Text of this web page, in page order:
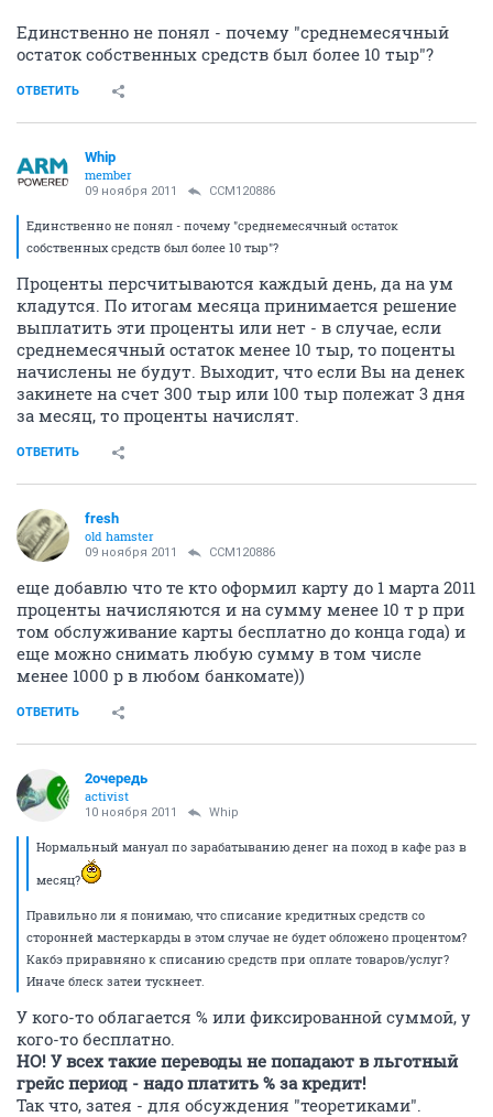
Единственно не понял - почему "среднемесячный
остаток собственных средств был более 10 тыр"?
ОТВЕТИТЬ
Whip
member
09 ноября 2011 CCM120886
Единственно не понял - почему "среднемесячный остаток
собственных средств был более 10 тыр"?
Проценты персчитываются каждый день, да на ум
кладутся. По итогам месяца принимается решение
выплатить эти проценты или нет - в случае, если
среднемесячный остаток менее 10 тыр, то поценты
начислены не будут. Выходит, что если Вы на денек
закинете на счет 300 тыр или 100 тыр полежат 3 дня
за месяц, то проценты начислят.
ОТВЕТИТЬ
fresh
old hamster
09 ноября 2011 CCM120886
еще добавлю что те кто оформил карту до 1 марта 2011
проценты начисляются и на сумму менее 10 т р при
том обслуживание карты бесплатно до конца года) и
еще можно снимать любую сумму в том числе
менее 1000 р в любом банкомате))
ОТВЕТИТЬ
2очередь
activist
10 ноября 2011 Whip
Нормальный мануал по зарабатыванию денег на поход в кафе раз в
месяц?
Правильно ли я понимаю, что списание кредитных средств со
сторонней мастеркарды в этом случае не будет обложено процентом?
Какбэ приравняно к списанию средств при оплате товаров/услуг?
Иначе блеск затеи тускнеет.
У кого-то облагается % или фиксированной суммой, у
кого-то бесплатно.
НО! У всех такие переводы не попадают в льготный
грейс период - надо платить % за кредит!
Так что, затея - для обсуждения "теоретиками".